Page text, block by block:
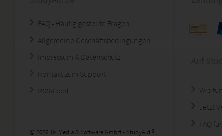
FAQ - Häufig gestellte Fragen
Allgemeine Geschäftsbedingungen
Impressum & Datenschutz
Kontakt zum Support
RSS-Feed
© 2026 1M Media & Software GmbH - StudyAid ®
Wie
Jetzt
FAQ